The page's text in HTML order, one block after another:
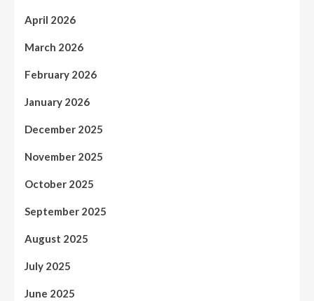
April 2026
March 2026
February 2026
January 2026
December 2025
November 2025
October 2025
September 2025
August 2025
July 2025
June 2025